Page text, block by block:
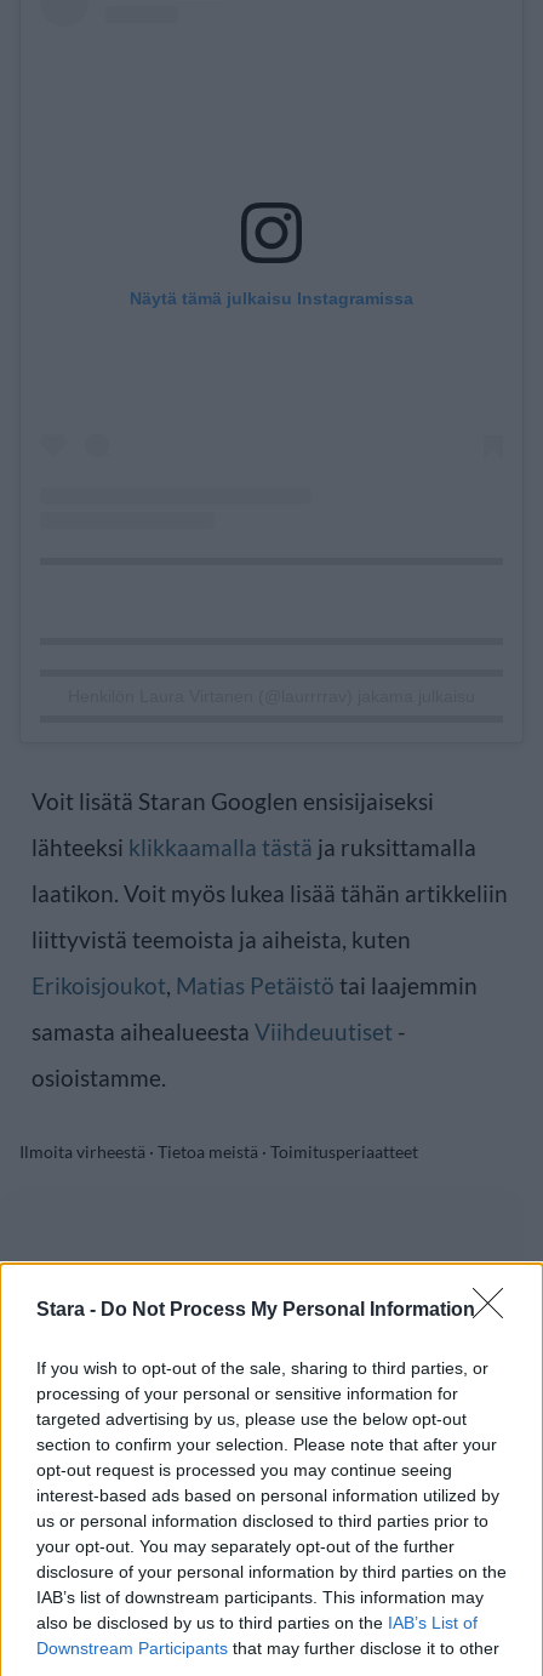
Stara - Do Not Process My Personal Information
If you wish to opt-out of the sale, sharing to third parties, or
processing of your personal or sensitive information for
targeted advertising by us, please use the below opt-out
section to confirm your selection. Please note that after your
opt-out request is processed you may continue seeing
interest-based ads based on personal information utilized by
us or personal information disclosed to third parties prior to
your opt-out. You may separately opt-out of the further
disclosure of your personal information by third parties on the
IAB’s list of downstream participants. This information may
also be disclosed by us to third parties on the IAB’s List of
Downstream Participants that may further disclose it to other
Näytä tämä julkaisu Instagramissa
Voit lisätä Staran Googlen ensisijaiseksi
lähteeksi klikkaamalla tästä ja ruksittamalla
laatikon. Voit myös lukea lisää tähän artikkeliin
liittyvistä teemoista ja aiheista, kuten
Erikoisjoukot, Matias Petäistö tai laajemmin
samasta aihealueesta Viihdeuutiset -
osioistamme.
Ilmoita virheestä · Tietoa meistä · Toimitusperiaatteet